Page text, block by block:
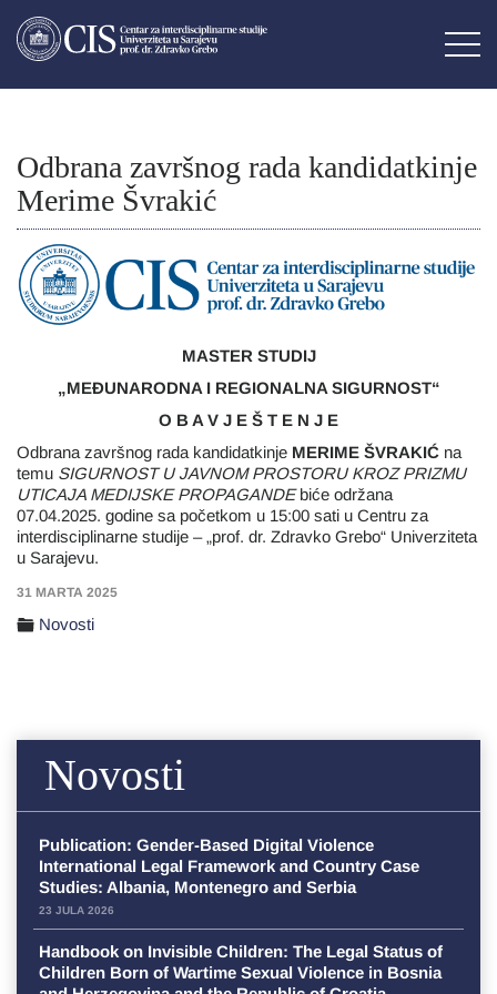
Odbrana završnog rada kandidatkinje
Merime Švrakić
MASTER STUDIJ
„MEĐUNARODNA I REGIONALNA SIGURNOST“
O B A V J E Š T E N J E
Odbrana završnog rada kandidatkinje MERIME ŠVRAKIĆ na
temu SIGURNOST U JAVNOM PROSTORU KROZ PRIZMU
UTICAJA MEDIJSKE PROPAGANDEbiće održana
07.04.2025. godine sa početkom u 15:00 sati u Centru za
interdisciplinarne studije – „prof. dr. Zdravko Grebo“ Univerziteta
u Sarajevu.
31 MARTA 2025
Novosti
Novosti
Publication: Gender-Based Digital Violence
International Legal Framework and Country Case
Studies: Albania, Montenegro and Serbia
23 JULA 2026
Handbook on Invisible Children: The Legal Status of
Children Born of Wartime Sexual Violence in Bosnia